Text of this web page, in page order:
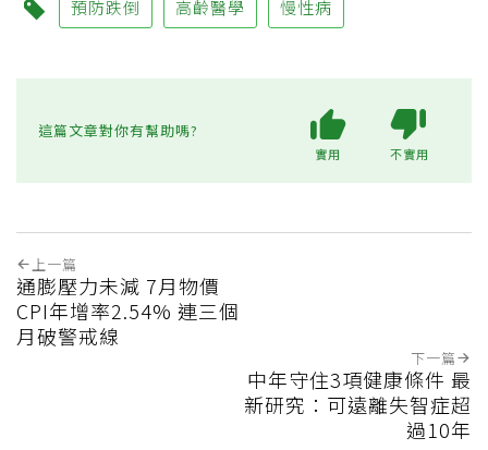
預防跌倒 高齡醫學 慢性病
這篇文章對你有幫助嗎?
實用 不實用
上一篇
通膨壓力未減 7月物價
CPI年增率2.54% 連三個
月破警戒線
下一篇
中年守住3項健康條件 最
新研究：可遠離失智症超
過10年